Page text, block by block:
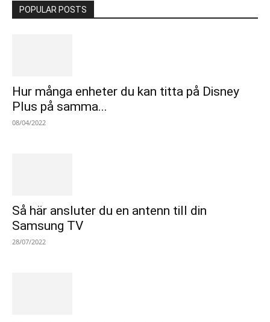
POPULAR POSTS
Hur många enheter du kan titta på Disney
Plus på samma...
08/04/2022
Så här ansluter du en antenn till din
Samsung TV
28/07/2022